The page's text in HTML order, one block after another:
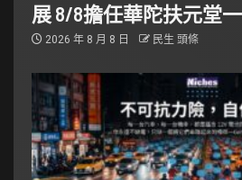
展 8/8擔任華陀扶元堂
2026 年 8 月 8 日 民生 頭條